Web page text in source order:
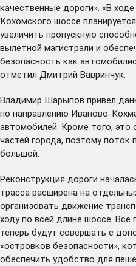
качественные дороги». «В
Кохомского шоссе
увеличить пропускную
вылетной магистрали и
безопасность как
отметил Дмитрий Вавринчук.
Владимир Шарыпов привел
по направлению Иваново-
автомобилей. Кроме того, это
частей города, поэтому поток
большой.
Реконструкция дороги
трасса расширена на
организовать движение
ходу по всей длине шоссе.
теперь будут совершать с
«островков безопасности»,
обеспечить удобство для